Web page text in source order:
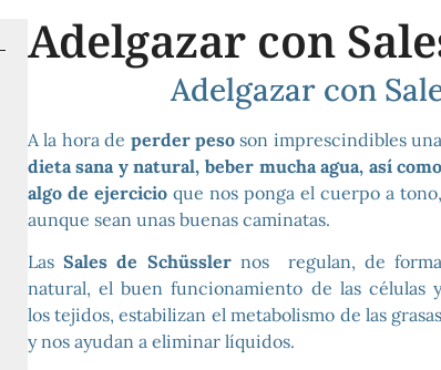
Adelgazar con
Adelgazar con
A la hora de perder pesoson imprescindibles una
dieta sana y natural, beber mucha agua, así como
algo de ejercicioque nos ponga el cuerpo a tono,
aunque sean unas buenas caminatas.
LasSales de Schüsslernos regulan, de forma
natural, el buen funcionamiento de las células
los tejidos, estabilizan el metabolismo de las grasas
y nos ayudan a eliminar líquidos.